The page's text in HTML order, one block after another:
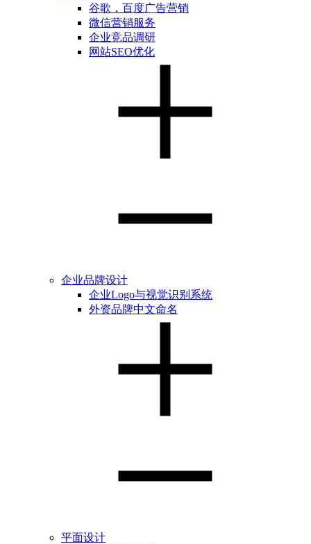
谷歌，百度广告营销
微信营销服务
企业竞品调研
网站SEO优化
企业品牌设计
企业Logo与视觉识别系统
外资品牌中文命名
平面设计